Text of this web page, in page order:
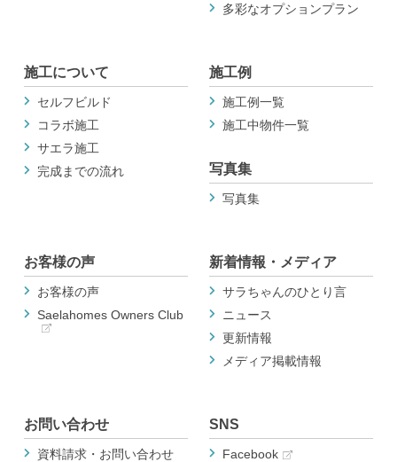
多彩なオプションプラン
施工について
セルフビルド
コラボ施工
サエラ施工
完成までの流れ
施工例
施工例一覧
施工中物件一覧
写真集
写真集
お客様の声
お客様の声
Saelahomes Owners Club
新着情報・メディア
サラちゃんのひとり言
ニュース
更新情報
メディア掲載情報
お問い合わせ
資料請求・お問い合わせ
SNS
Facebook